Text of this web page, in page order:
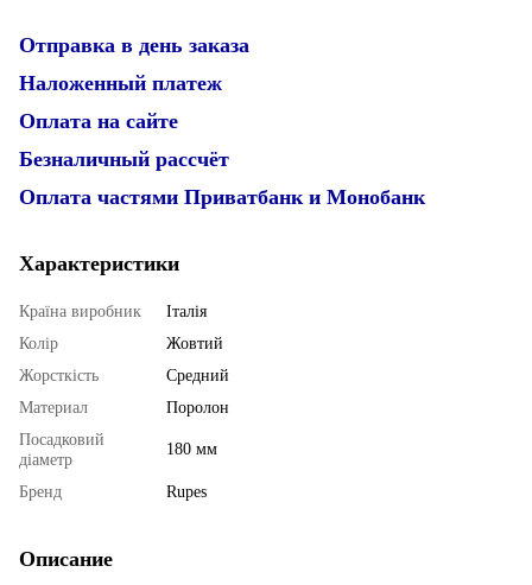
Отправка в день заказа
Наложенный платеж
Оплата на сайте
Безналичный рассчёт
Оплата частями Приватбанк и Монобанк
Характеристики
Країна виробник
Італія
Колір
Жовтий
Жорсткість
Средний
Материал
Поролон
Посадковий
діаметр
180 мм
Бренд Rupes
Описание